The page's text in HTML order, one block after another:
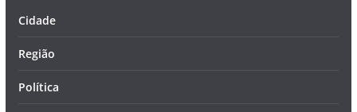
Cidade
Região
Política